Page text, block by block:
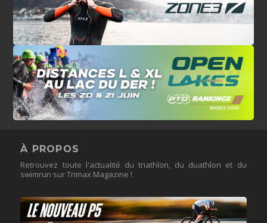
À PROPOS
Retrouvez toute l'actualité du triathlon, du duathlon et du
swimrun sur Trimax Magazine !